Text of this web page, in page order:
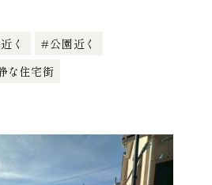
く
公園近く
な住宅街